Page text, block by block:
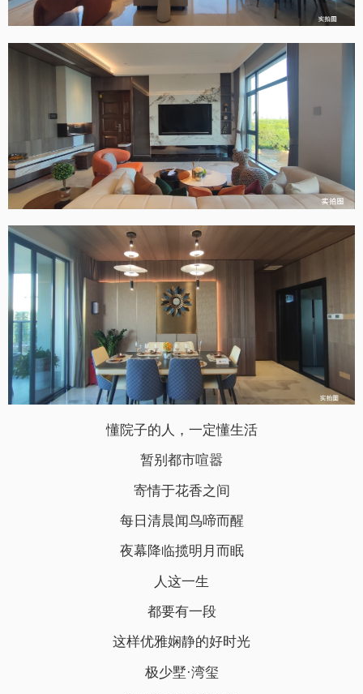
懂院子的人，一定懂生活
暂别都市喧嚣
寄情于花香之间
每日清晨闻鸟啼而醒
夜幕降临揽明月而眠
人这一生
都要有一段
这样优雅娴静的好时光
极少墅·湾玺